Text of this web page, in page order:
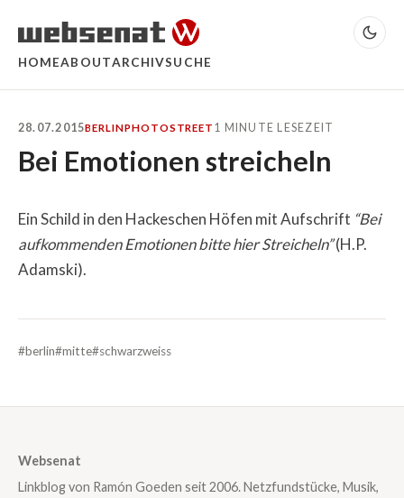
HOMEABOUTARCHIVSUCHE
28.07.2015BERLINPHOTOSTREET 1 MINUTE LESEZEIT
Bei Emotionen streicheln
Ein Schild in den Hackeschen Höfen mit Aufschrift “Bei
aufkommenden Emotionen bitte hier Streicheln”(H.P.
Adamski).
#berlin#mitte#schwarzweiss
Websenat
Linkblog von Ramón Goeden seit 2006. Netzfundstücke, Musik,